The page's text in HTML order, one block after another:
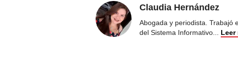
Claudia Hernández
Abogada y periodista. Trabajó
del Sistema Informativo... Leer